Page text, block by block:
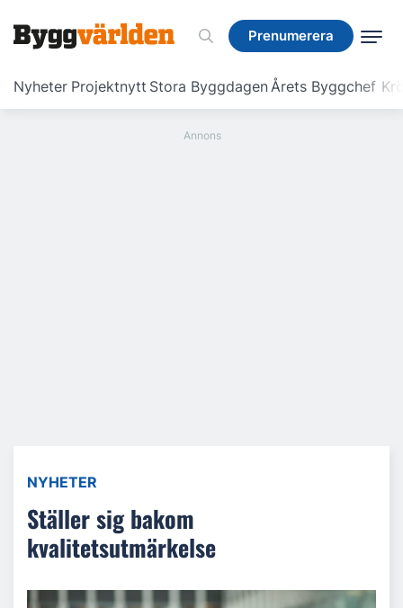
Prenumerera
Nyheter Projektnytt Stora ByggdagenÅrets Byggchef
Prenumerera
NYHETER
Ställer sig bakom
kvalitetsutmärkelse